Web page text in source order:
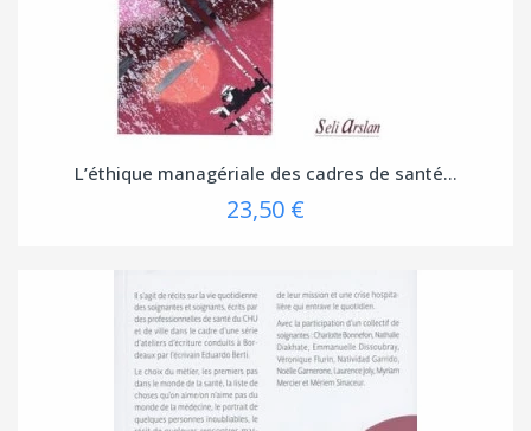
L’éthique managériale des cadres de santé...
23,50 €